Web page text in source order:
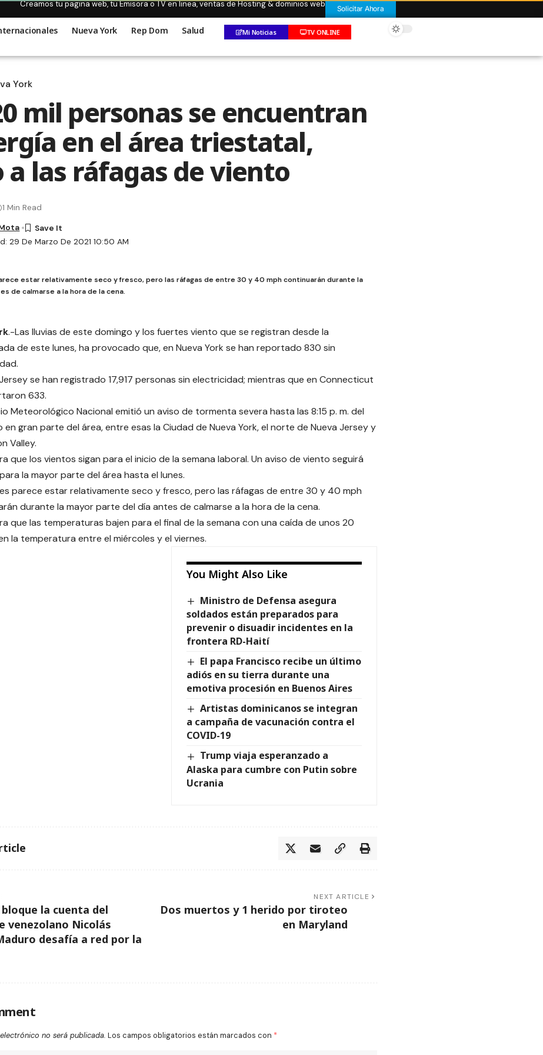
Creamos tu pagina web, tu Emisora o TV en linea, ventas de Hosting & dominios web Solicitar Ahora
Nueva York Rep Dom Salud Mi Noticias TV ONLINE
York
mil personas se encuentran
en el área triestatal,
a las ráfagas de viento
29 De Marzo De 2021 10:50 AM
1 Min Read
estar relativamente seco y fresco, pero las ráfagas de entre 30 y 40 mph continuarán durante la
de calmarse a la hora de la cena.
.-Las lluvias de este domingo y los fuertes viento que se registran desde la
de este lunes, ha provocado que, en Nueva York se han reportado 830 sin
se han registrado 17,917 personas sin electricidad; mientras que en Connecticut
633.
Meteorológico Nacional emitió un aviso de tormenta severa hasta las 8:15 p. m. del
en gran parte del área, entre esas la Ciudad de Nueva York, el norte de Nueva Jersey y
Valley.
que los vientos sigan para el inicio de la semana laboral. Un aviso de viento seguirá
la mayor parte del área hasta el lunes.
parece estar relativamente seco y fresco, pero las ráfagas de entre 30 y 40 mph
durante la mayor parte del día antes de calmarse a la hora de la cena.
que las temperaturas bajen para el final de la semana con una caída de unos 20
la temperatura entre el miércoles y el viernes.
You Might Also Like
Ministro de Defensa asegura
soldados están preparados para
prevenir o disuadir incidentes en la
frontera RD-Haití
El papa Francisco recibe un último
adiós en su tierra durante una
emotiva procesión en Buenos Aires
Artistas dominicanos se integran
a campaña de vacunación contra el
COVID-19
Trump viaja esperanzado a
Alaska para cumbre con Putin sobre
Ucrania
la cuenta del
venezolano Nicolás
desafía a red por la
NEXT ARTICLE
Dos muertos y 1 herido por tiroteo
en Maryland
no será publicada. Los campos obligatorios están marcados con *